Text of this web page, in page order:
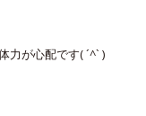
力が心配です( ´^` )